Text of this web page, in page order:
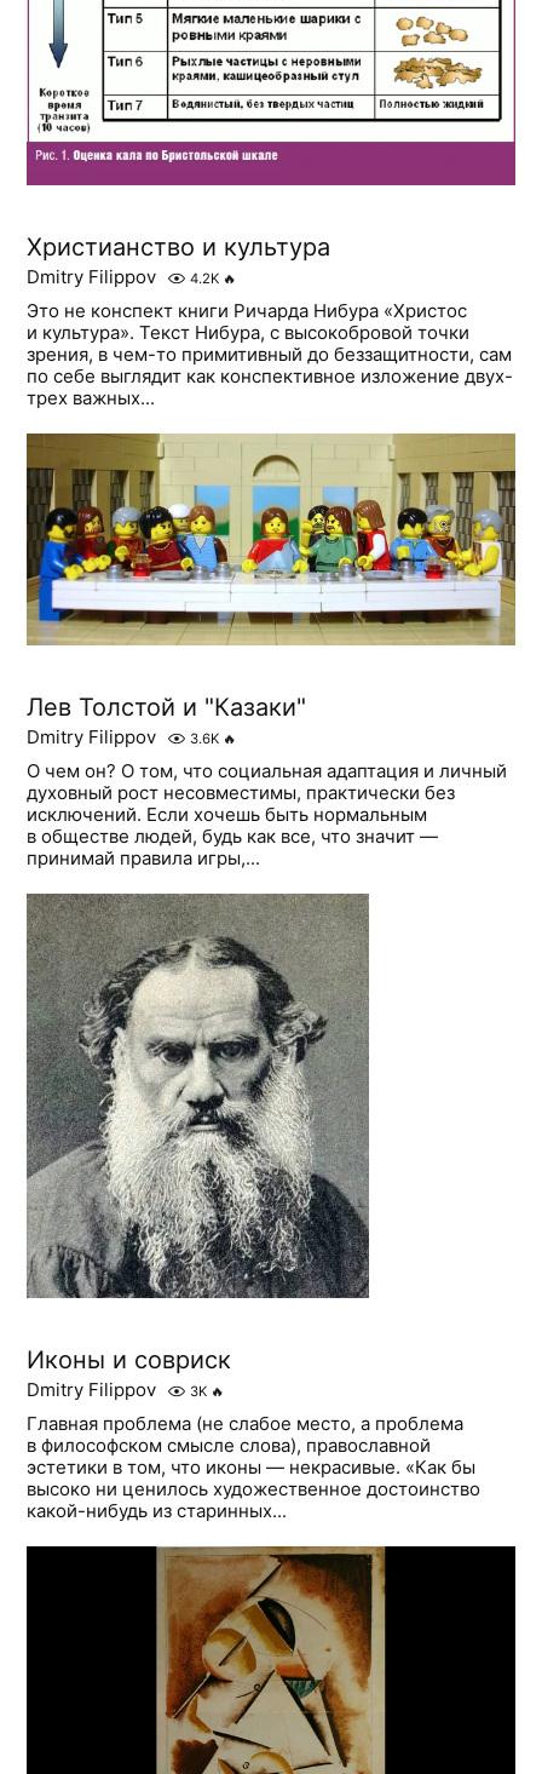
Христианство и культура
Dmitry Filippov 4.2K 🔥
Это не конспект книги Ричарда Нибура «Христос
и культура». Текст Нибура, с высокобровой точки
зрения, в чем-то примитивный до беззащитности, сам
по себе выглядит как конспективное изложение двух-
трех важных...
Лев Толстой и "Казаки"
Dmitry Filippov 3.6K 🔥
О чем он? О том, что социальная адаптация и личный
духовный рост несовместимы, практически без
исключений. Если хочешь быть нормальным
в обществе людей, будь как все, что значит —
принимай правила игры,...
Иконы и совриск
Dmitry Filippov 3K 🔥
Главная проблема (не слабое место, а проблема
в философском смысле слова), православной
эстетики в том, что иконы — некрасивые. «Как бы
высоко ни ценилось художественное достоинство
какой-нибудь из старинных...